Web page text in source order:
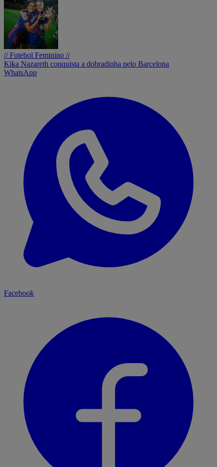
// Futebol Feminino //
Kika Nazareth conquista a dobradinha pelo Barcelona
WhatsApp
Facebook